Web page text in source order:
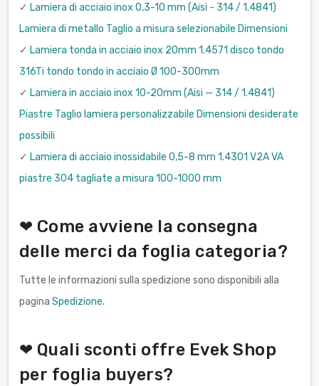
✓ Lamiera di acciaio inox 0,3-10 mm (Aisi - 314 / 1.4841)
Lamiera di metallo Taglio a misura selezionabile Dimensioni
✓ Lamiera tonda in acciaio inox 20mm 1.4571 disco tondo
316Ti tondo tondo in acciaio Ø 100-300mm
✓ Lamiera in acciaio inox 10-20mm (Aisi — 314 / 1.4841)
Piastre Taglio lamiera personalizzabile Dimensioni desiderate
possibili
✓ Lamiera di acciaio inossidabile 0,5-8 mm 1.4301 V2A VA
piastre 304 tagliate a misura 100-1000 mm
❤ Come avviene la consegna
delle merci da foglia categoria?
Tutte le informazioni sulla spedizione sono disponibili alla
pagina Spedizione.
❤ Quali sconti offre Evek Shop
per foglia buyers?